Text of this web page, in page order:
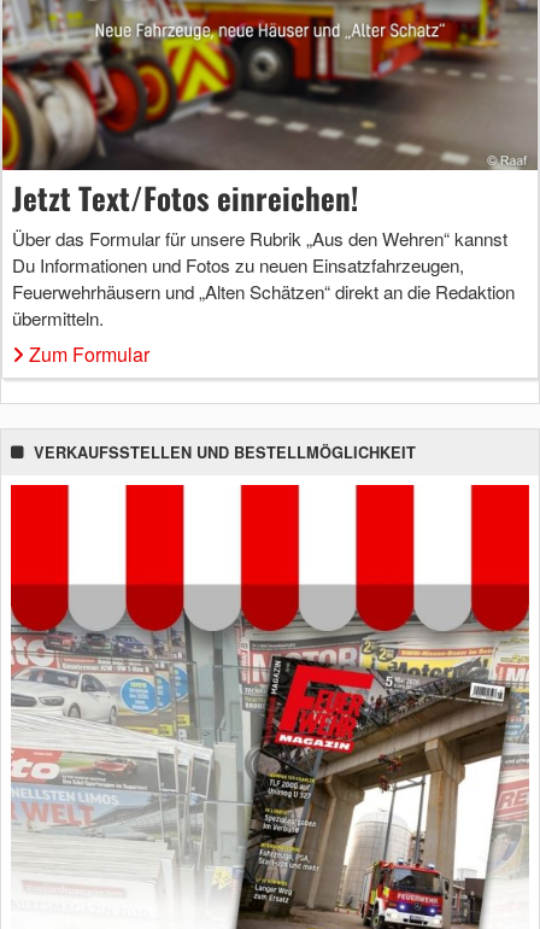
Jetzt Text/Fotos einreichen!
Über das Formular für unsere Rubrik „Aus den Wehren“ kannst
Du Informationen und Fotos zu neuen Einsatzfahrzeugen,
Feuerwehrhäusern und „Alten Schätzen“ direkt an die Redaktion
übermitteln.
Zum Formular
VERKAUFSSTELLEN UND BESTELLMÖGLICHKEIT